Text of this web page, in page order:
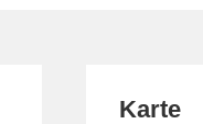
Karte